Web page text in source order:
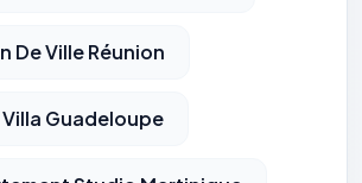
De Ville Réunion
Guadeloupe